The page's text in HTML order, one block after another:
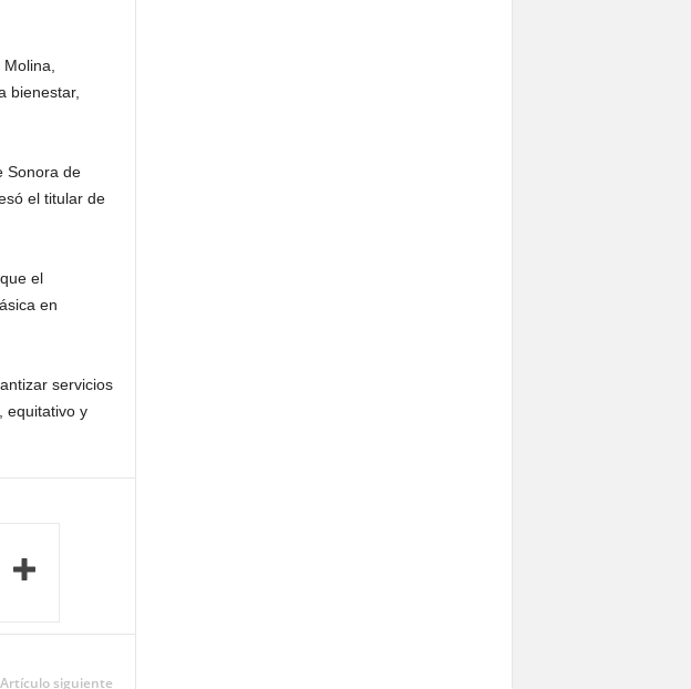
bienestar,
Sonora de
el titular de
el
en
servicios
equitativo y
Artículo siguiente